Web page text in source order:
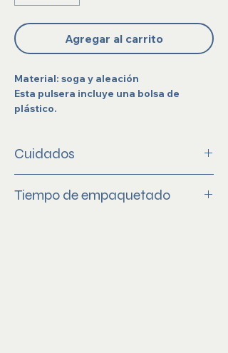
Agregar al carrito
Material: soga y aleación
Esta pulsera incluye una bolsa de
plástico.
Cuidados
como spray para el cabello, lociones,
Tiempo de empaquetado